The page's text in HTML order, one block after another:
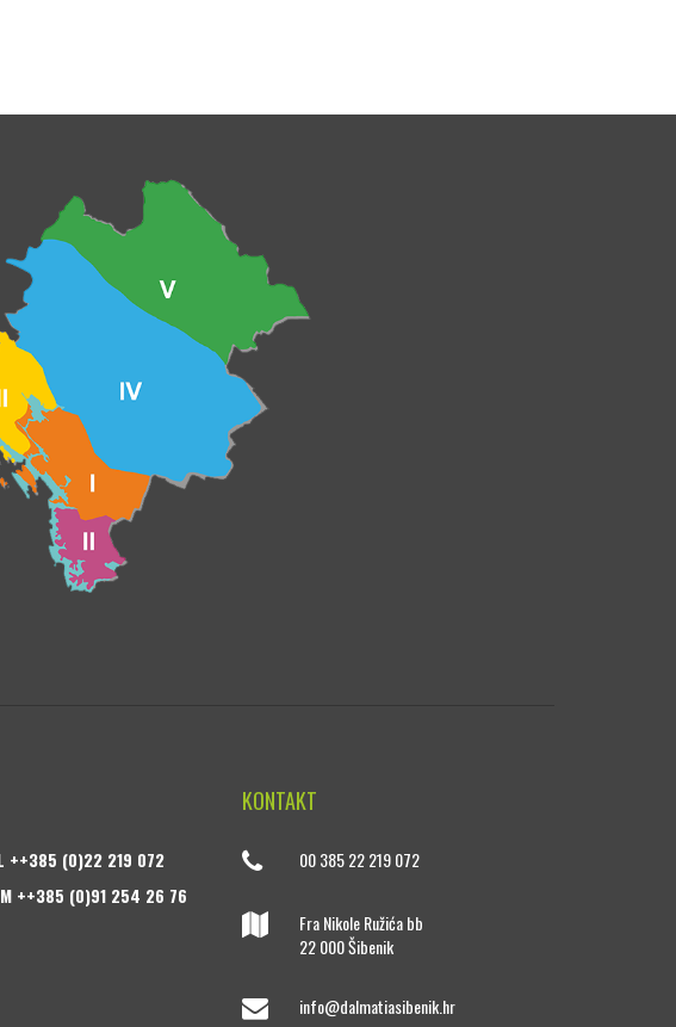
++385 (0)22 219 072
++385 (0)91 254 26 76
KONTAKT
00 385 22 219 072
Fra Nikole Ružića bb
22 000 Šibenik
info@dalmatiasibenik.hr